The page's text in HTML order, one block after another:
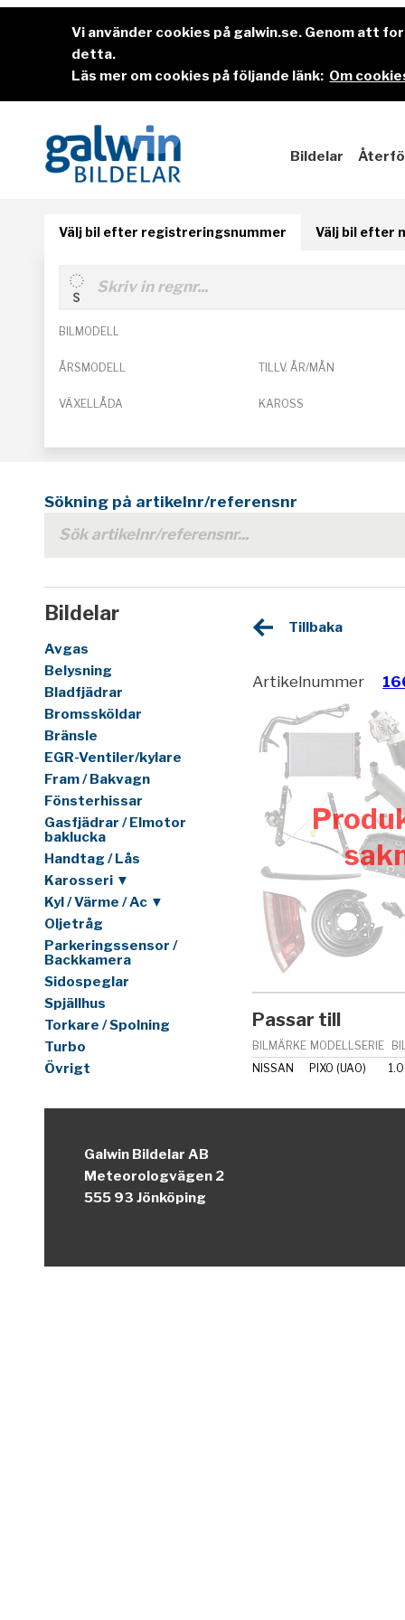
Vi använder cookies på galwin.se. Genom att
detta.
Läs mer om cookies på följande länk: Om
Bildelar
Välj bil efter registreringsnummer Välj bil efter
BILMODELL
ÅRSMODELL TILLV. ÅR/MÅN
VÄXELLÅDA KAROSS
Sökning på artikelnr/referensnr
Bildelar
Avgas
Belysning
Bladfjädrar
Bromssköldar
Bränsle
EGR-Ventiler/kylare
Fram / Bakvagn
Fönsterhissar
Gasfjädrar / Elmotor
baklucka
Handtag / Lås
Karosseri ▼
Kyl / Värme / Ac ▼
Oljetråg
Parkeringssensor /
Backkamera
Sidospeglar
Spjällhus
Torkare / Spolning
Turbo
Övrigt
Tillbaka
Artikelnummer
Passar till
BILMÄRKE MODELLSERIE
NISSAN
PIXO (UA0) 1.0
Galwin Bildelar AB
Meteorologvägen 2
555 93 Jönköping